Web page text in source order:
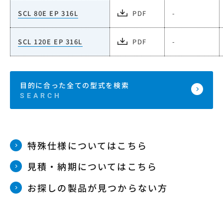
SCL 80E EP 316L PDF -
SCL 120E EP 316L PDF -
目的に合った全ての型式を検索
特殊仕様についてはこちら
見積・納期についてはこちら
お探しの製品が見つからない方